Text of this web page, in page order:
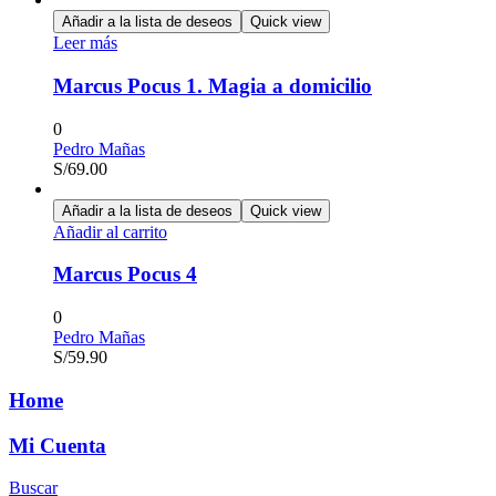
Añadir a la lista de deseos Quick view
Leer más
Marcus Pocus 1. Magia a domicilio
0
Pedro Mañas
S/69.00
Añadir a la lista de deseos Quick view
Añadir al carrito
Marcus Pocus 4
0
Pedro Mañas
S/59.90
Home
Mi Cuenta
Buscar